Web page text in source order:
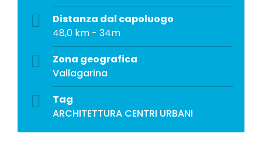
Distanza dal capoluogo
48,0 km - 34m
Zona geografica
Vallagarina
Tag
ARCHITETTURA CENTRI URBANI